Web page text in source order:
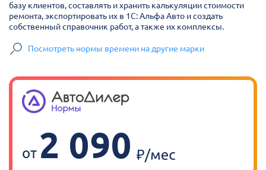
базу клиентов, составлять и хранить калькуляции стоимости
ремонта, экспортировать их в 1С: Альфа Авто и создать
собственный справочник работ, а также их комплексы.
Посмотреть нормы времени на другие марки
от 2 090